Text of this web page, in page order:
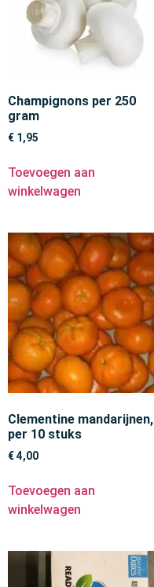
Champignons per 250
gram
€ 1,95
Toevoegen aan
winkelwagen
Clementine mandarijnen,
per 10 stuks
€4,00
Toevoegen aan
winkelwagen